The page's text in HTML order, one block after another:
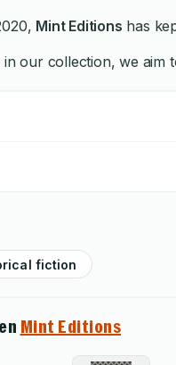
Mint Editions has
our collection, we
fiction
Mint Editions